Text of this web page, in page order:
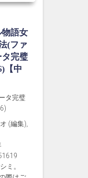
語女
(ファ
タ完璧
【中
タ完璧
(編集),
ミ。